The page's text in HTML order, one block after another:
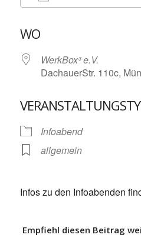
WO
WerkBox³ e.V.
DachauerStr. 110c,
Infoabend
allgemein
Infos zu den Infoabenden
Empfiehl diesen Beitrag